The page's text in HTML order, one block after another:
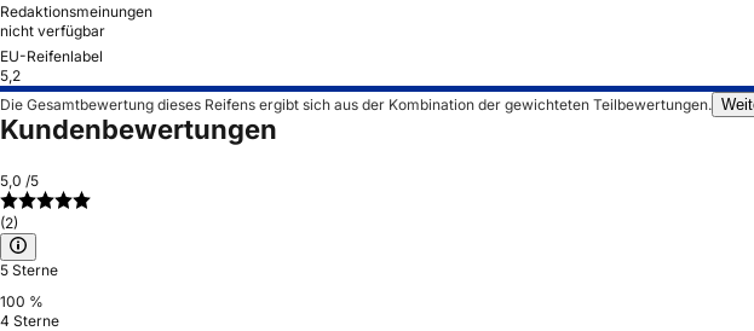
Redaktionsmeinungen
nicht verfügbar
EU-Reifenlabel
5,2
Die Gesamtbewertung dieses Reifens ergibt sich aus der Kombination der gewichteten Teilbewertungen.
Kundenbewertungen
5,0 /5
(2)
5 Sterne
100 %
4 Sterne